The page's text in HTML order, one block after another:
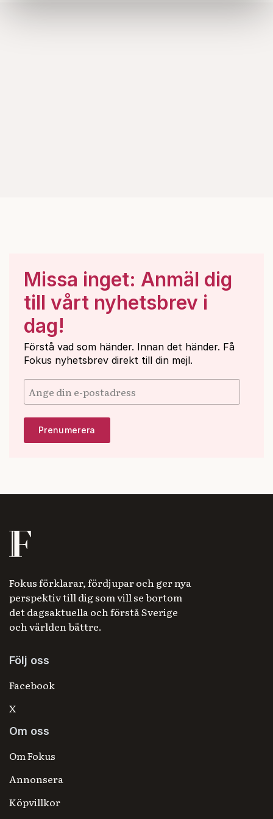
Missa inget: Anmäl dig
till vårt nyhetsbrev i
dag!
Förstå vad som händer. Innan det händer. Få
Fokus nyhetsbrev direkt till din mejl.
Fokus förklarar, fördjupar och ger nya
perspektiv till dig som vill se bortom
det dagsaktuella och förstå Sverige
och världen bättre.
Följ oss
Facebook
X
Om oss
Om Fokus
Annonsera
Köpvillkor